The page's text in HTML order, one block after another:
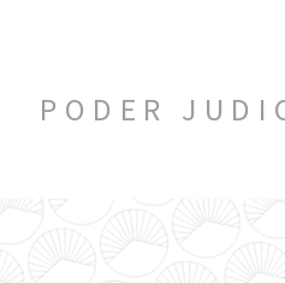
PODER